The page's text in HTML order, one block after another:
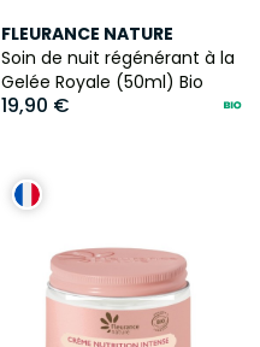
FLEURANCE NATURE
Soin de nuit régénérant à la
Gelée Royale (50ml) Bio
19,90 €